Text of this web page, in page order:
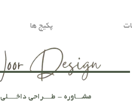
پکیج ها
مشـــاوره - طــــراحی داخــــلی